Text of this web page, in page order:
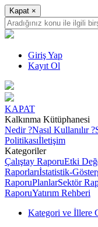
Kapat ×
Giriş Yap
Kayıt Ol
KAPAT
Kalkınma Kütüphanesi
Nedir ?Nasıl Kullanılır ?
Politikasıİletişim
Kategoriler
Çalıştay RaporuEtki
Raporlarıİstatistik-
RaporuPlanlarSektör
RaporuYatırım Rehberi
Kategori ve İllere